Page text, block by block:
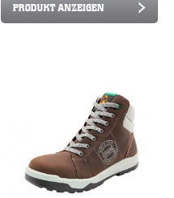
PRODUKT ANZEIGEN